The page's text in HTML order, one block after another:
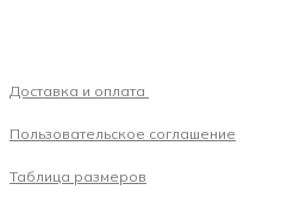
Доставка и оплата
Пользовательское соглашение
Таблица размеров